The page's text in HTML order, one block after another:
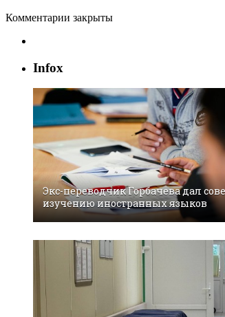
Комментарии закрыты
Infox
Экс-переводчик Горбачева дал
изучению иностранных языков